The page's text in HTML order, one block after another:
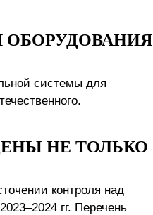
системы для
НЕ ТОЛЬКО
контроля над
гг. Перечень